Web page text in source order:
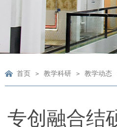
首页 > 教学科研 > 教学动态
专创融合结